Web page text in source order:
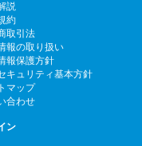
説
約
取引法
報の取り扱い
報保護方針
キュリティ基本方針
マップ
合わせ
ン